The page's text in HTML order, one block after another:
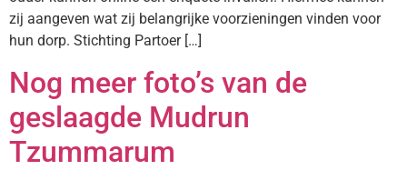
zij aangeven wat zij belangrijke voorzieningen vinden voor
hun dorp. Stichting Partoer […]
Nog meer foto’s van de
geslaagde Mudrun
Tzummarum